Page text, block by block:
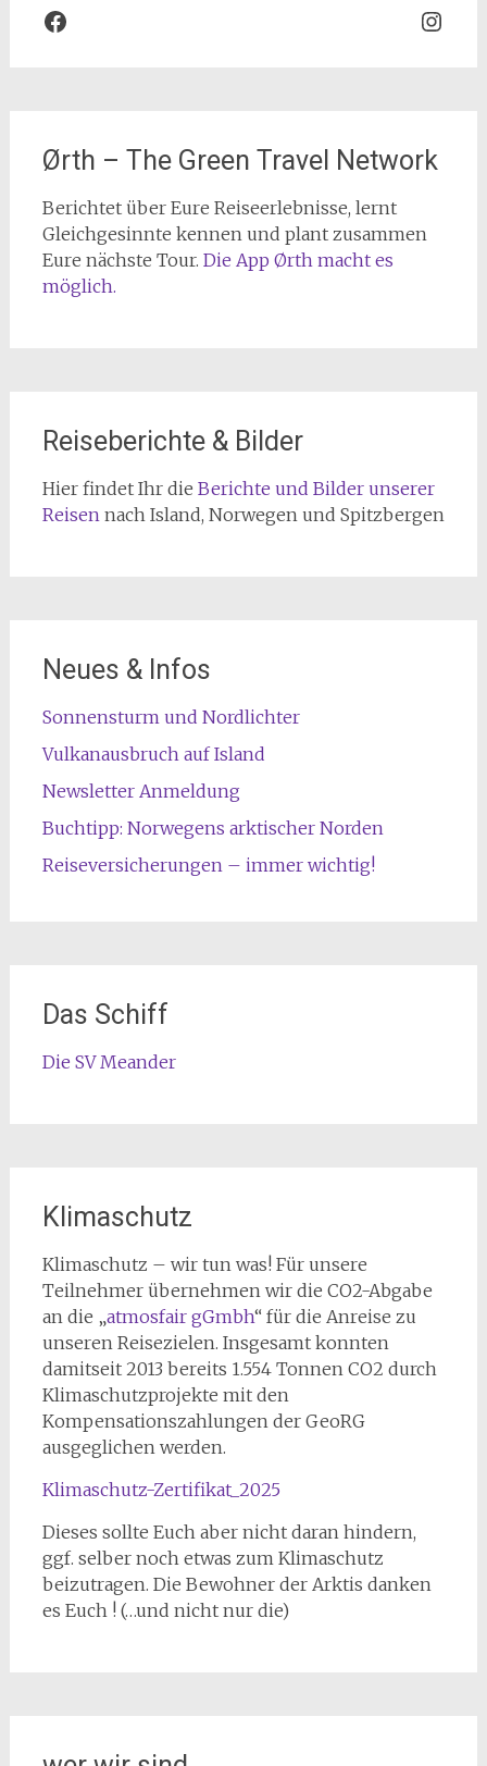
Facebook
Ørth – The Green Travel Network
Berichtet über Eure Reiseerlebnisse, lernt
Gleichgesinnte kennen und plant zusammen
Eure nächste Tour. Die App Ørth macht es
möglich.
Reiseberichte & Bilder
Hier findet Ihr die Berichte und Bilder unserer
Reisennach Island, Norwegen und Spitzbergen
Neues & Infos
Sonnensturm und Nordlichter
Vulkanausbruch auf Island
Newsletter Anmeldung
Buchtipp: Norwegens arktischer Norden
Reiseversicherungen – immer wichtig!
Das Schiff
Die SV Meander
Klimaschutz
Klimaschutz – wir tun was! Für unsere
Teilnehmer übernehmen wir die CO2-Abgabe
an die „atmosfair gGmbh“ für die Anreise zu
unseren Reisezielen. Insgesamt konnten
damitseit 2013 bereits 1.554 Tonnen CO2 durch
Klimaschutzprojekte mit den
Kompensationszahlungen der GeoRG
ausgeglichen werden.
Klimaschutz-Zertifikat_2025
Dieses sollte Euch aber nicht daran hindern,
ggf. selber noch etwas zum Klimaschutz
beizutragen. Die Bewohner der Arktis danken
es Euch ! (…und nicht nur die)